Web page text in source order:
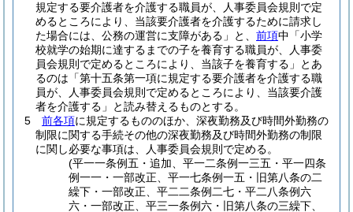
規定する要介護者を介護する職員が、人事委員会規則で定
めるところにより、当該要介護者を介護するために請求し
た場合には、公務の運営に支障がある」と、 前項中「小学
校就学の始期に達するまでの子を養育する職員が、人事委
員会規則で定めるところにより、当該子を養育する」とあ
るのは「第十五条第一項に規定する要介護者を介護する職
員が、人事委員会規則で定めるところにより、当該要介護
者を介護する」と読み替えるものとする。
5
前各項に規定するもののほか、深夜勤務及び時間外勤務の
制限に関する手続その他の深夜勤務及び時間外勤務の制限
に関し必要な事項は、人事委員会規則で定める。
(平一一条例五・追加、平一二条例一三五・平一四条
例一一・一部改正、平一七条例一五・旧第八条の二
繰下・一部改正、平二二条例二七・平二八条例六
六・一部改正、平三一条例六・旧第八条の三繰下、